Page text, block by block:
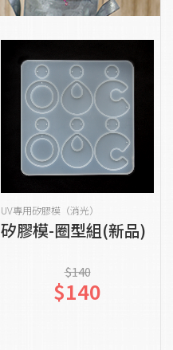
加入購物車
UV專用矽膠模（消光）
矽膠模-圈型組(新品)
$140
$140